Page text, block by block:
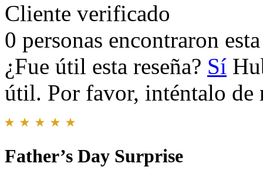
Cliente verificado
0 personas encontraron
¿Fue útil esta reseña? Sí
útil. Por favor, inténtalo de
Father’s Day Surprise